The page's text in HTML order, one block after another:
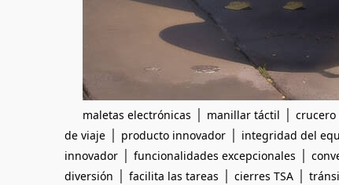
maletas electrónicas | manillar táctil |
de viaje | producto innovador | integridad del
innovador | funcionalidades excepcionales |
diversión | facilita las tareas | cierres TSA |